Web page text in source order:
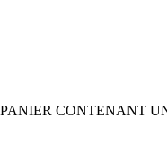
PANIER CONTENANT